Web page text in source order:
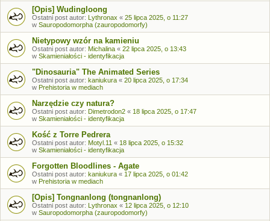
[Opis] Wudingloong
Ostatni post autor: Lythronax « 25 lipca 2025, o 11:27
w Sauropodomorpha (zauropodomorfy)
Nietypowy wzór na kamieniu
Ostatni post autor: Michalina « 22 lipca 2025, o 13:43
w Skamieniałości - identyfikacja
"Dinosauria" The Animated Series
Ostatni post autor: kaniukura « 20 lipca 2025, o 17:34
w Prehistoria w mediach
Narzędzie czy natura?
Ostatni post autor: Dimetrodon2 « 18 lipca 2025, o 17:47
w Skamieniałości - identyfikacja
Kość z Torre Pedrera
Ostatni post autor: Motyl.11 « 18 lipca 2025, o 15:32
w Skamieniałości - identyfikacja
Forgotten Bloodlines - Agate
Ostatni post autor: kaniukura « 17 lipca 2025, o 01:42
w Prehistoria w mediach
[Opis] Tongnanlong (tongnanlong)
Ostatni post autor: Lythronax « 12 lipca 2025, o 12:10
w Sauropodomorpha (zauropodomorfy)